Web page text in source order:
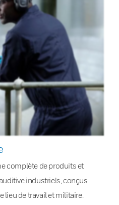
complète de produits et
industriels, conçus
lieu de travail et militaire.